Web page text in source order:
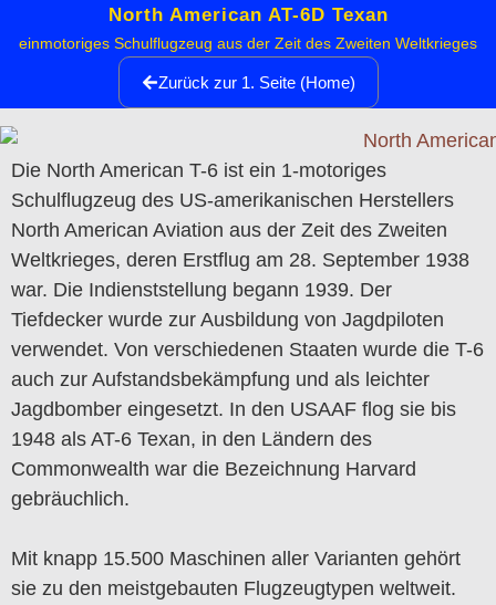
North American AT-6D Texan
einmotoriges Schulflugzeug aus der Zeit des Zweiten Weltkrieges
Zurück zur 1. Seite (Home)
Die North American T-6 ist ein 1-motoriges
Schulflugzeug des US-amerikanischen Herstellers
North American Aviation aus der Zeit des Zweiten
Weltkrieges, deren Erstflug am 28. September 1938
war. Die Indienststellung begann 1939. Der
Tiefdecker wurde zur Ausbildung von Jagdpiloten
verwendet. Von verschiedenen Staaten wurde die T-6
auch zur Aufstandsbekämpfung und als leichter
Jagdbomber eingesetzt. In den USAAF flog sie bis
1948 als AT-6 Texan, in den Ländern des
Commonwealth war die Bezeichnung Harvard
gebräuchlich.
Mit knapp 15.500 Maschinen aller Varianten gehört
sie zu den meistgebauten Flugzeugtypen weltweit.